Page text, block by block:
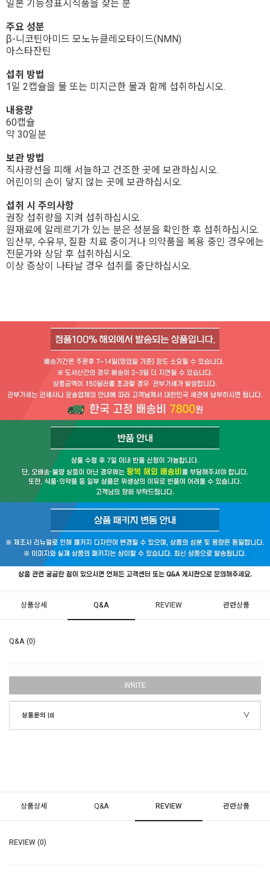
일본 기능성표시식품을 찾는 분
주요 성분
β-니코틴아미드 모노뉴클레오타이드(NMN)
아스타잔틴
섭취 방법
1일 2캡슐을 물 또는 미지근한 물과 함께 섭취하십시오.
내용량
60캡슐
약 30일분
보관 방법
직사광선을 피해 서늘하고 건조한 곳에 보관하십시오.
어린이의 손이 닿지 않는 곳에 보관하십시오.
섭취 시 주의사항
권장 섭취량을 지켜 섭취하십시오.
원재료에 알레르기가 있는 분은 성분을 확인한 후 섭취하십시오.
임산부, 수유부, 질환 치료 중이거나 의약품을 복용 중인 경우에는
전문가와 상담 후 섭취하십시오.
이상 증상이 나타날 경우 섭취를 중단하십시오.
상품상세 Q&A REVIEW 관련상품
Q&A (0)
WRITE
상품문의 [0]
상품상세 Q&A REVIEW 관련상품
REVIEW (0)